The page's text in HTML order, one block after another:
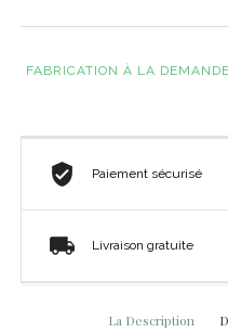
FABRICATION À LA DEMANDE
Paiement sécurisé
Livraison gratuite
La Description